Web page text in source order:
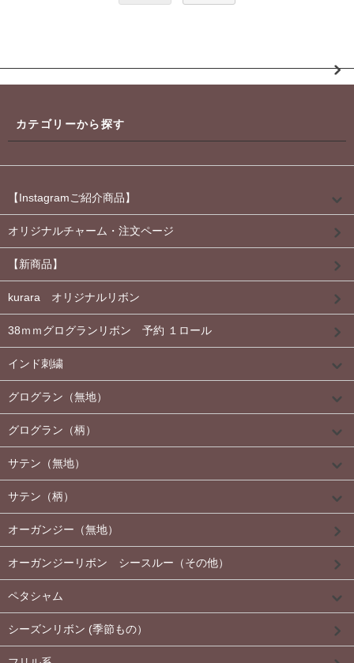
カテゴリーから探す
【Instagramご紹介商品】
オリジナルチャーム・注文ページ
【新商品】
kurara オリジナルリボン
38ｍｍグログランリボン 予約 １ロール
インド刺繍
グログラン（無地）
グログラン（柄）
サテン（無地）
サテン（柄）
オーガンジー（無地）
オーガンジーリボン シースルー（その他）
ペタシャム
シーズンリボン (季節もの）